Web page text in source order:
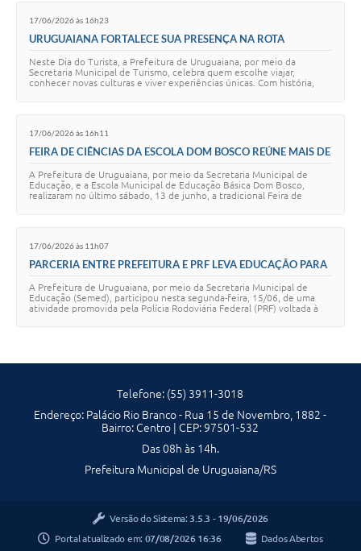
Telefones Úteis
Termos de Uso & Política de Privacidade
17/06/2026 às 16h23
URUGUAIANA FORTALECE SUA PRESENÇA NA ROTA
Neste Dia do Turista, a Prefeitura de Uruguaiana, por meio da
Secretaria Municipal de Turismo, celebra quem escolhe viajar,
conhecer novas culturas e viver experiências únicas. Com história,
17/06/2026 às 16h11
FEIRA DE CIÊNCIAS DA ESCOLA DOM BOSCO REÚNE MAIS DE
A Prefeitura de Uruguaiana, por meio da Secretaria Municipal de
Educação, e a Escola Municipal de Educação Básica Dom Bosco,
realizaram no último sábado, 13 de junho, a tradicional Feira de
17/06/2026 às 11h07
PARCERIA ENTRE PREFEITURA E PRF LEVA EDUCAÇÃO PARA
A Prefeitura de Uruguaiana, por meio da Secretaria Municipal de
Educação (Semed), participou nesta segunda-feira, 15/06, de uma
atividade promovida pela Polícia Rodoviária Federal (PRF) voltada à
Telefone: (55) 3911-3018
Endereço: Palácio Rio Branco - Rua 15 de Novembro, 1882 -
Bairro: Centro | CEP: 97501-532
Das 08h às 14h.
Prefeitura Municipal de Uruguaiana/RS
Versão do Sistema: 3.5.3 - 19/06/2026
Portal atualizado em: 07/08/2026 16:36 Dados Abertos